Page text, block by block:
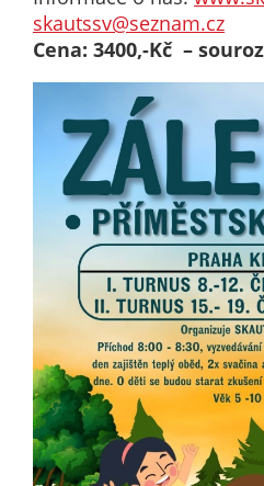
skautssv@seznam.cz
Cena: 3400,-Kč –